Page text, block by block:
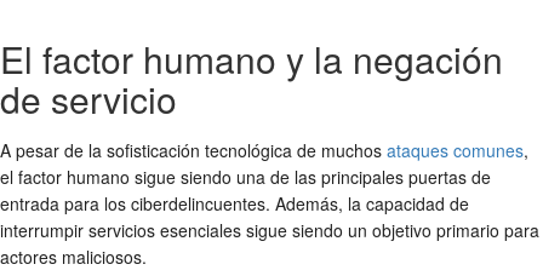
El factor humano y la negación
de servicio
A pesar de la sofisticación tecnológica de muchos ataques comunes,
el factor humano sigue siendo una de las principales puertas de
entrada para los ciberdelincuentes. Además, la capacidad de
interrumpir servicios esenciales sigue siendo un objetivo primario para
actores maliciosos.